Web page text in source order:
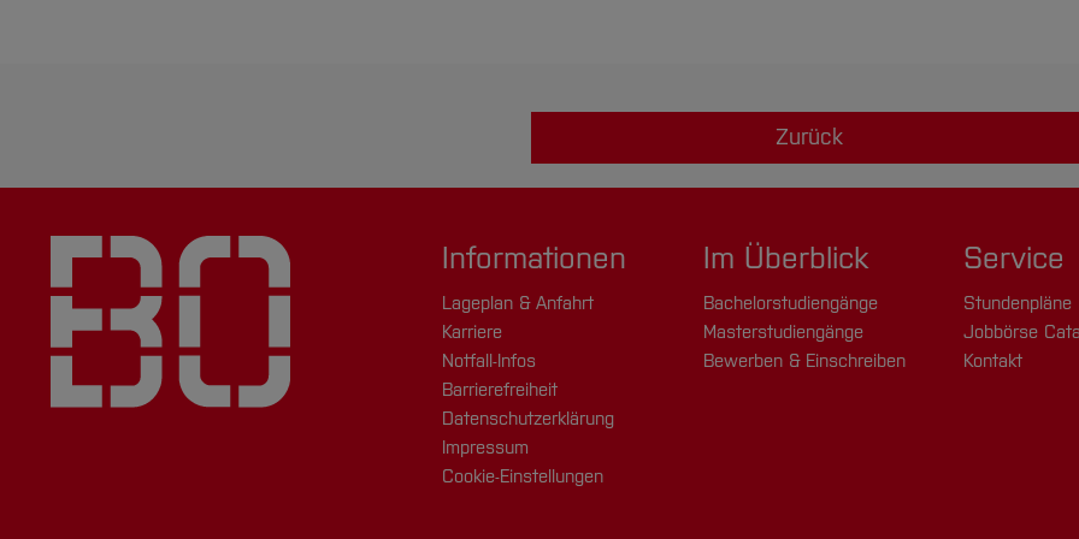
Zurück
Informationen
Lageplan & Anfahrt
Karriere
Notfall-Infos
Barrierefreiheit
Datenschutzerklärung
Impressum
Cookie-Einstellungen
Im Überblick
Bachelorstudiengänge
Masterstudiengänge
Bewerben & Einschreiben
Service
Stundenpläne
Jobbörse
Kontakt